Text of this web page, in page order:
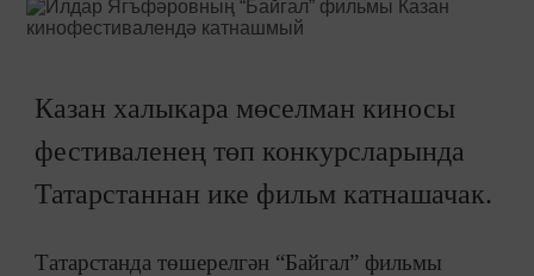
Казан халыкара мөселман киносы
фестиваленең төп конкурсларында
Татарстаннан ике фильм катнашачак.
Татарстанда төшерелгән “Байгал” фильмы